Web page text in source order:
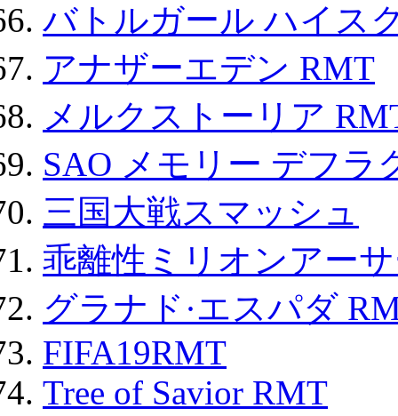
バトルガール ハイス
アナザーエデン RMT
メルクストーリア
SAO メモリー デフラ
三国大戦スマッシュ
乖離性ミリオンアー
グラナド·エスパダ
FIFA19RMT
Tree of Savior RMT